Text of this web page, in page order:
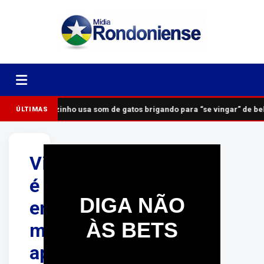
ÚLTIMASVizinho usa som de gatos brigando para “se vingar” de
Vigilante
é
encontrado
morto
após
DIGA NÃO
ÀS BETS